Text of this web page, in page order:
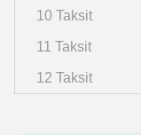
10 Taksit
11 Taksit
12 Taksit